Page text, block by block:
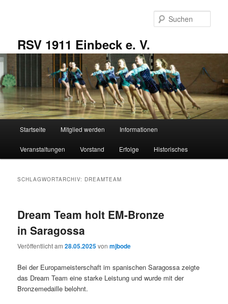
RSV 1911 Einbeck e. V.
Startseite Mitglied werden Informationen
Veranstaltungen Vorstand Erfolge Historisches
SCHLAGWORTARCHIV: DREAMTEAM
Dream Team holt EM-Bronze
in Saragossa
Veröffentlicht am28.05.2025vonmjbode
Bei der Europameisterschaft im spanischen Saragossa zeigte
das Dream Team eine starke Leistung und wurde mit der
Bronzemedaille belohnt.